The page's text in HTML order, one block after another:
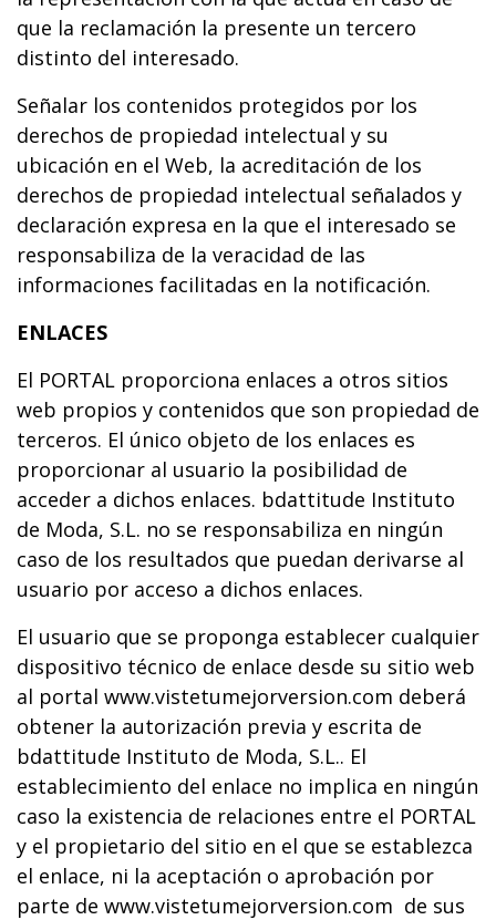
que la reclamación la presente un tercero
distinto del interesado.
Señalar los contenidos protegidos por los
derechos de propiedad intelectual y su
ubicación en el Web, la acreditación de los
derechos de propiedad intelectual señalados y
declaración expresa en la que el interesado se
responsabiliza de la veracidad de las
informaciones facilitadas en la notificación.
ENLACES
El PORTAL proporciona enlaces a otros sitios
web propios y contenidos que son propiedad de
terceros. El único objeto de los enlaces es
proporcionar al usuario la posibilidad de
acceder a dichos enlaces. bdattitude Instituto
de Moda, S.L. no se responsabiliza en ningún
caso de los resultados que puedan derivarse al
usuario por acceso a dichos enlaces.
El usuario que se proponga establecer cualquier
dispositivo técnico de enlace desde su sitio web
al portal www.vistetumejorversion.com deberá
obtener la autorización previa y escrita de
bdattitude Instituto de Moda, S.L.. El
establecimiento del enlace no implica en ningún
caso la existencia de relaciones entre el PORTAL
y el propietario del sitio en el que se establezca
el enlace, ni la aceptación o aprobación por
parte de www.vistetumejorversion.com de sus